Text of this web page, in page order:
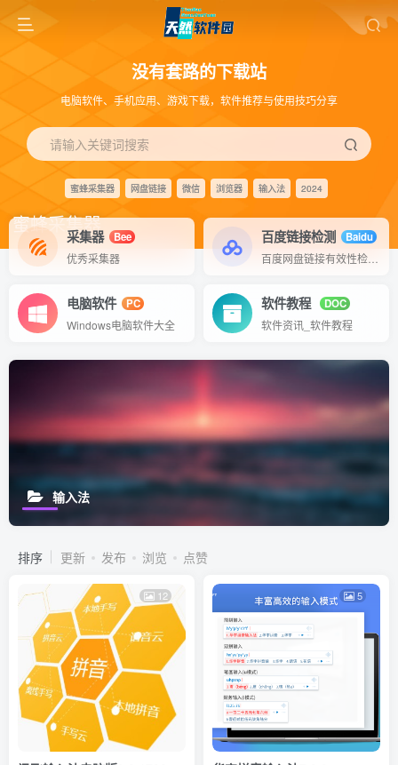
蜜蜂采集器
没有套路的下载站
电脑软件、手机应用、游戏下载，软件推荐与使用技巧分享
请输入关键词搜索
蜜蜂采集器 网盘链接 微信 浏览器 输入法 2024
采集器
Bee
优秀采集器
百度链接检测
Baidu
电脑软件
PC
Windows电脑软件大全
软件教程
DOC
软件资讯_软件教程
输入法
排序 更新 发布 浏览 点赞
12 5